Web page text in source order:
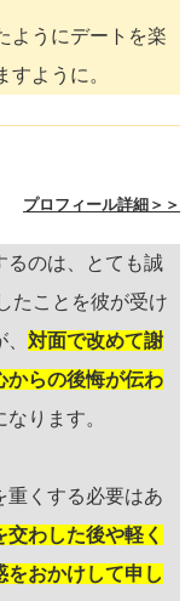
ようにデートを楽
ように。
プロフィール詳細＞＞
るのは、とても誠
たことを彼が受け
対面で改めて謝
からの後悔が伝わ
ります。
重くする必要はあ
わした後や軽く
をおかけして申し